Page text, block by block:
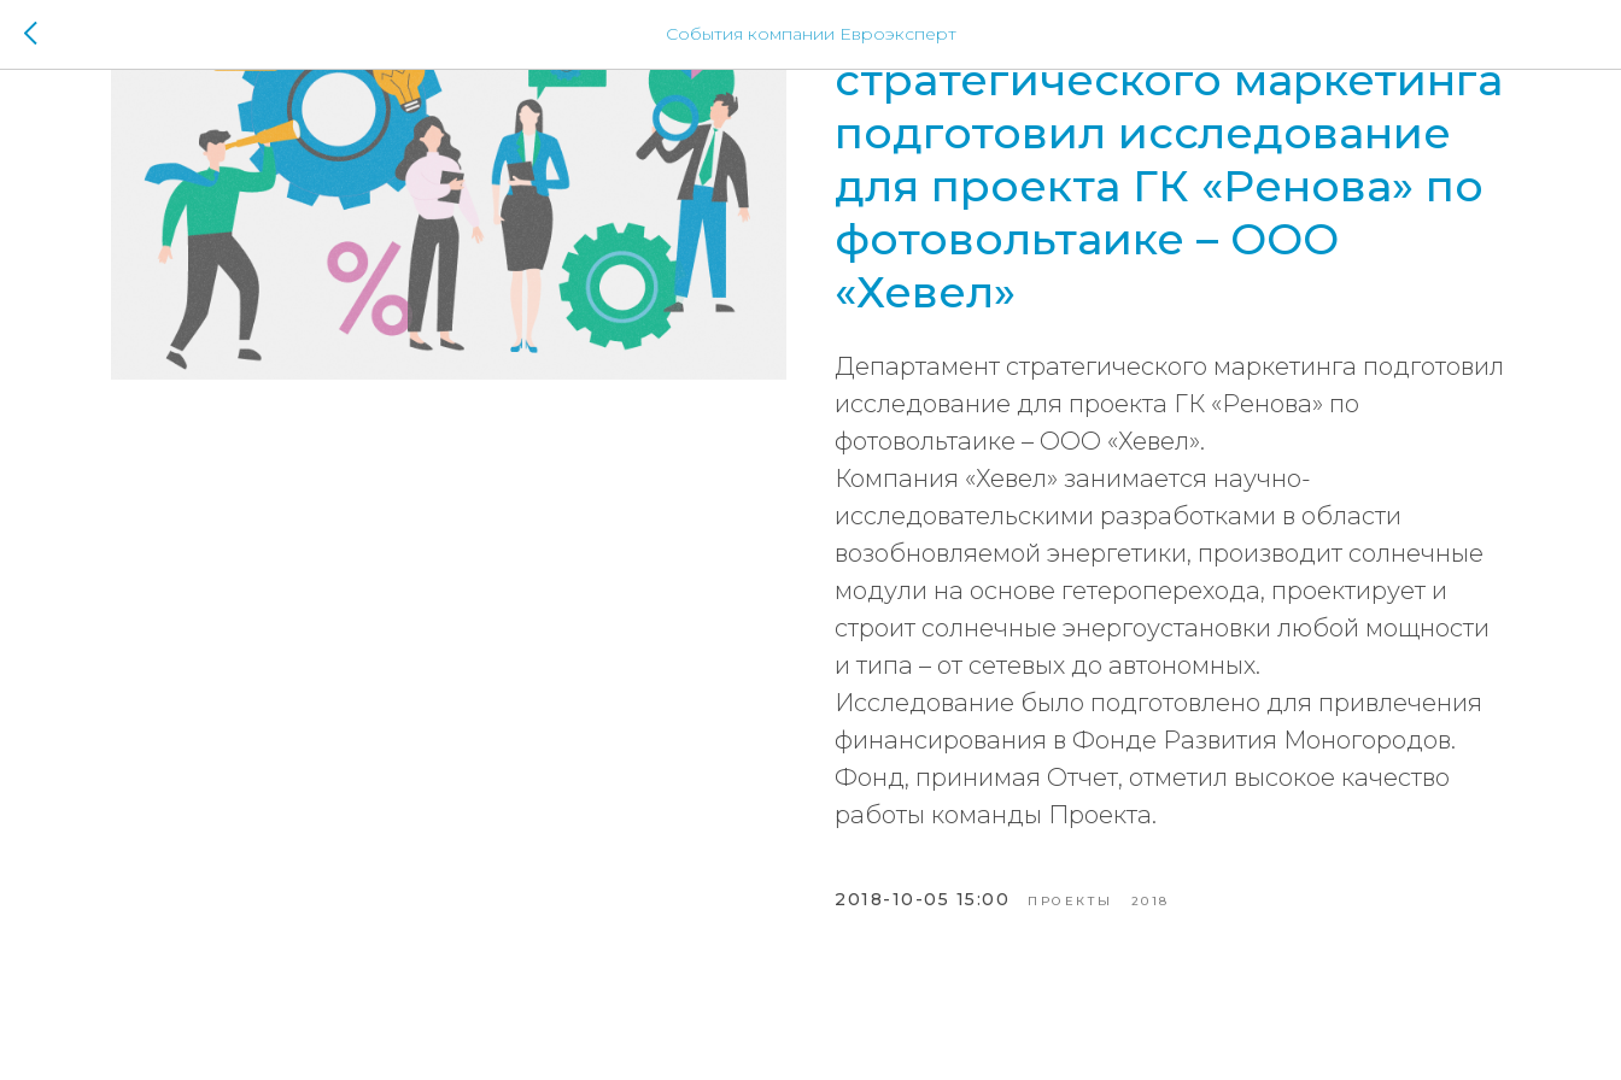
События компании ЕвроэкспертДепартамент
стратегического маркетинга
подготовил исследование
для проекта ГК «Ренова» по
фотовольтаике – ООО
«Хевел»
Департамент стратегического маркетинга подготовил
исследование для проекта ГК «Ренова» по
фотовольтаике – ООО «Хевел».
Компания «Хевел» занимается научно-
исследовательскими разработками в области
возобновляемой энергетики, производит солнечные
модули на основе гетероперехода, проектирует и
строит солнечные энергоустановки любой мощности
и типа – от сетевых до автономных.
Исследование было подготовлено для привлечения
финансирования в Фонде Развития Моногородов.
Фонд, принимая Отчет, отметил высокое качество
работы команды Проекта.
2018-10-05 15:00 ПРОЕКТЫ 2018